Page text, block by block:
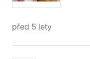
před 5 lety